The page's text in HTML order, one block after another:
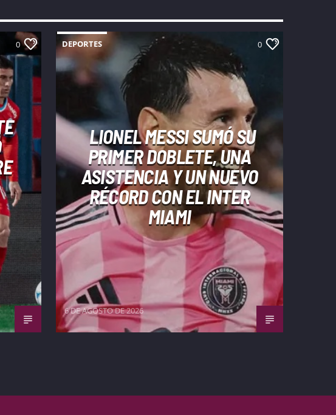
0 DEPORTES 0
LIONEL MESSI SUMÓ SU
PRIMER DOBLETE, UNA
ASISTENCIA Y UN NUEVO
RÉCORD CON EL INTER
MIAMI
6 DE AGOSTO DE 2026